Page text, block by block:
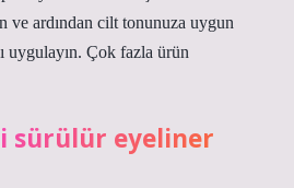
ve ardından cilt tonunuza uygun
uygulayın. Çok fazla ürün
sürülür eyeliner